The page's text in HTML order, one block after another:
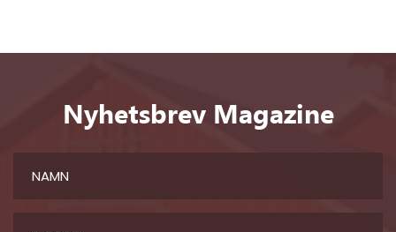
Nyhetsbrev Magazine